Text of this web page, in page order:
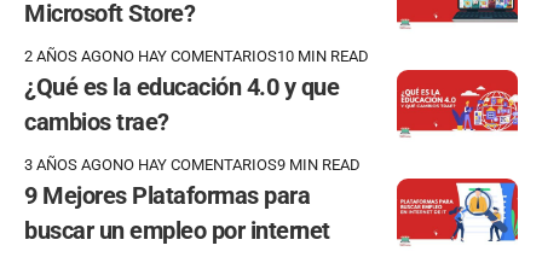
Microsoft Store?
2 AÑOS AGONO HAY COMENTARIOS10 MIN READ
¿Qué es la educación 4.0 y que
cambios trae?
3 AÑOS AGONO HAY COMENTARIOS9 MIN READ
9 Mejores Plataformas para
buscar un empleo por internet